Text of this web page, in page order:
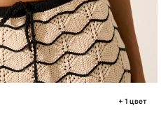
+ 1 цвет